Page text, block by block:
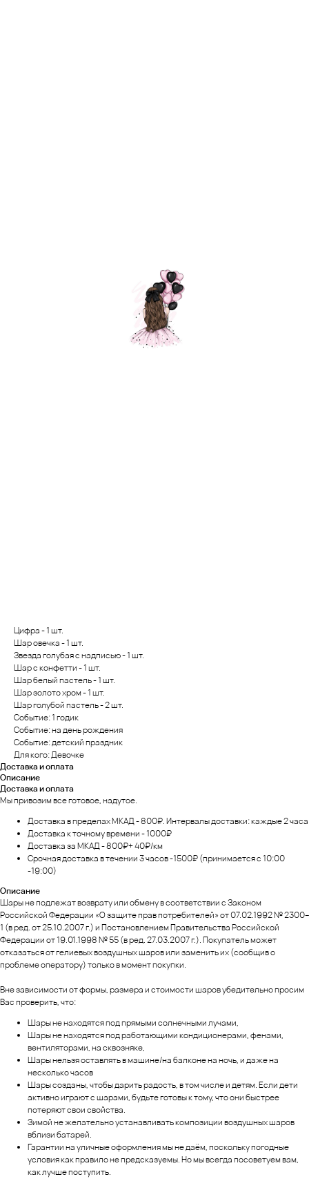
Цифра - 1 шт.
Шар овечка - 1 шт.
Звезда голубая с надписью - 1 шт.
Шар с конфетти - 1 шт.
Шар белый пастель - 1 шт.
Шар золото хром - 1 шт.
Шар голубой пастель - 2 шт.
Событие: 1 годик
Событие: на день рождения
Событие: детский праздник
Для кого: Девочке
Доставка и оплата
Описание
Доставка и оплата
Мы привозим все готовое, надутое.
Доставка в пределах МКАД - 800₽. Интервалы доставки: каждые 2 часа
Доставка к точному времени - 1000₽
Доставка за МКАД - 800₽+ 40₽/км
Срочная доставка в течении 3 часов -1500₽ (принимается с 10:00
-19:00)
Описание
Шары не подлежат возврату или обмену в соответствии с Законом
Российской Федерации «О защите прав потребителей» от 07.02.1992 № 2300–
1 (в ред. от 25.10.2007 г.) и Постановлением Правительства Российской
Федерации от 19.01.1998 № 55 (в ред. 27.03.2007 г.). Покупатель может
отказаться от гелиевых воздушных шаров или заменить их (сообщив о
проблеме оператору) только в момент покупки.
Вне зависимости от формы, размера и стоимости шаров убедительно просим
Вас проверить, что:
Шары не находятся под прямыми солнечными лучами,
Шары не находятся под работающими кондиционерами, фенами,
вентиляторами, на сквозняке,
Шары нельзя оставлять в машине/на балконе на ночь, и даже на
несколько часов
Шары созданы, чтобы дарить радость, в том числе и детям. Если дети
активно играют с шарами, будьте готовы к тому, что они быстрее
потеряют свои свойства.
Зимой не желательно устанавливать композиции воздушных шаров
вблизи батарей.
Гарантии на уличные оформления мы не даём, поскольку погодные
условия как правило не предсказуемы. Но мы всегда посоветуем вам,
как лучше поступить.